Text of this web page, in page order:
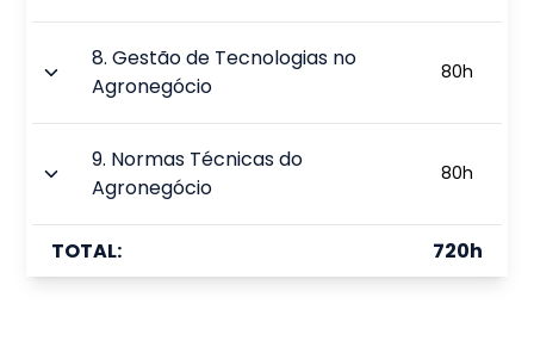
8.Gestão de Tecnologias no
Agronegócio
80h
9. Normas Técnicas do
Agronegócio
80h
TOTAL: 720h